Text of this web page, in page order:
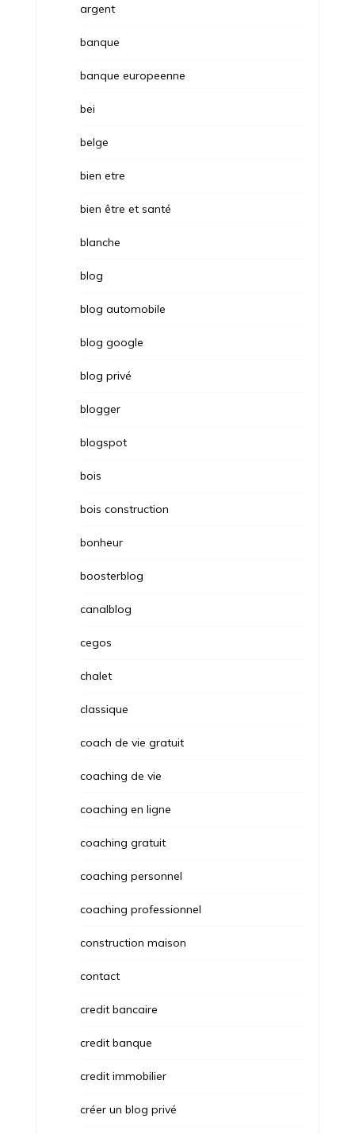
argent
banque
banque europeenne
bei
belge
bien etre
bien être et santé
blanche
blog
blog automobile
blog google
blog privé
blogger
blogspot
bois
bois construction
bonheur
boosterblog
canalblog
cegos
chalet
classique
coach de vie gratuit
coaching de vie
coaching en ligne
coaching gratuit
coaching personnel
coaching professionnel
construction maison
contact
credit bancaire
credit banque
credit immobilier
créer un blog privé